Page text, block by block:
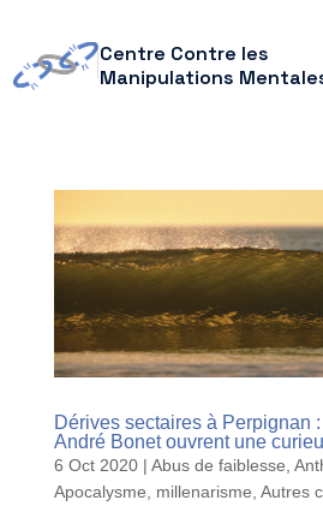
Centre Contre les
Manipulations
Dérives sectaires à Perpignan
André Bonet ouvrent une
6 Oct 2020| Abus de faiblesse
Apocalysme, millenarisme Autres